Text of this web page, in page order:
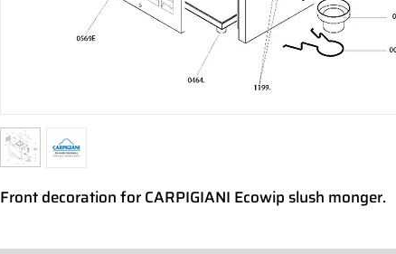
Front decoration for CARPIGIANI Ecowip slush monger.